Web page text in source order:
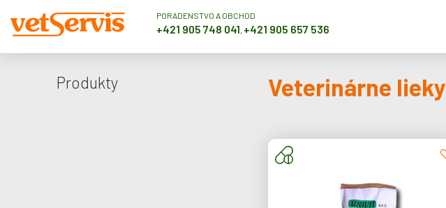
PORADENSTVO A OBCHOD
+421 905 748 041, +421 905 657 536
Produkty Veterinárne lieky